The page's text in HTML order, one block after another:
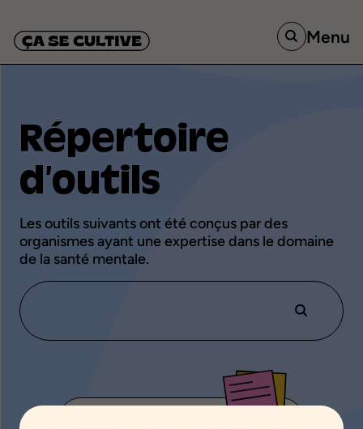
Menu
Répertoire
d’outils
Lesoutils suivantsont étéconçus pardes
organismesayant uneexpertisedans ledomaine
de la santé mentale.